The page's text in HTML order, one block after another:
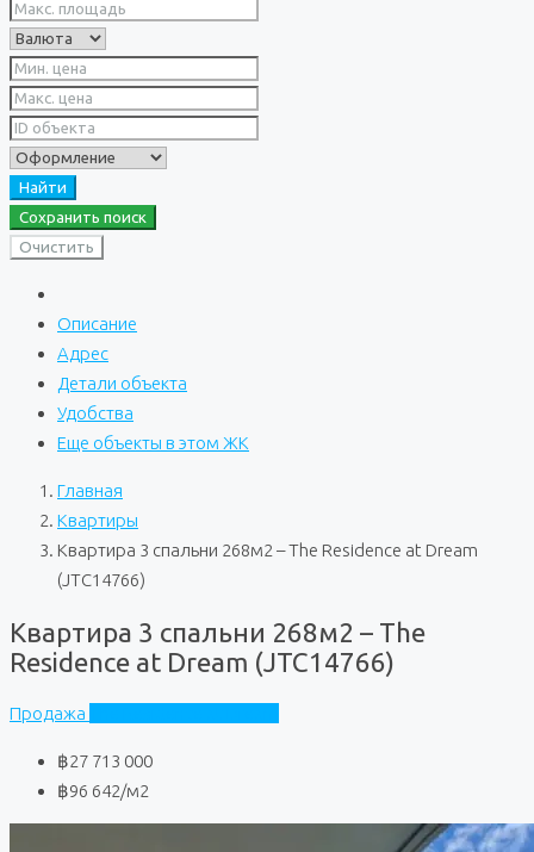
Найти
Сохранить поиск
Очистить
Описание
Адрес
Детали объекта
Удобства
Еще объекты в этом ЖК
Главная
Квартиры
Квартира 3 спальни 268м2 – The Residence at Dream
(JTC14766)
Квартира 3 спальни 268м2 – The
Residence at Dream (JTC14766)
Продажа
฿27 713 000
฿96 642/м2